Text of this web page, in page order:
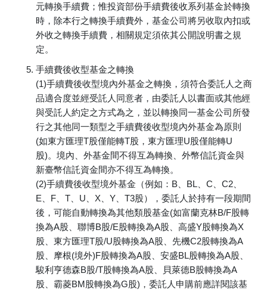
元轉換手續費；惟投資部份手續費後收系列基金於轉換
時，除本行之轉換手續費外，基金公司將另收取內扣或
外收之轉換手續費，相關規定須依其公開說明書之規
定。
手續費後收型基金之轉換
(1)手續費後收型境內外基金之轉換，須符合委託人之商
品適合度並經受託人同意者，由委託人以書面或其他經
與受託人約定之方式為之，並以轉換同一基金公司所發
行之其他同一類型之手續費後收型境內外基金為原則
(如東方匯理T股僅能轉T股，東方匯理U股僅能轉U
股)。境內、外基金間不得互為轉換、外幣信託資金與
新臺幣信託資金間亦不得互為轉換。
(2)手續費後收型境外基金（例如：B、BL、C、C2、
E、F、T、U、X、Y、T3股），委託人於持有一段期間
後，可能自動轉換為其他類股基金(如富蘭克林B/F股轉
換為A股、聯博B股/E股轉換為A股、高盛Y股轉換為X
股、東方匯理T股/U股轉換為A股、先機C2股轉換為A
股、摩根(境外)F股轉換為A股、安盛BL股轉換為A股、
駿利亨德森B股/T股轉換為A股、貝萊德B股轉換為A
股、霸菱BM股轉換為G股)，委託人申購前應詳閱該基